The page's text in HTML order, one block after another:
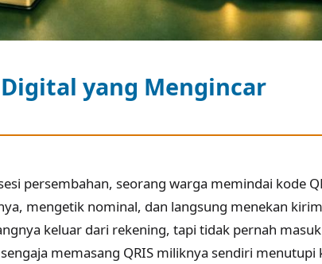
yang Mengincar
persembahan, seorang warga memindai kode
mengetik nominal, dan langsung menekan
keluar dari rekening, tapi tidak pernah
memasang QRIS miliknya sendiri menutupi